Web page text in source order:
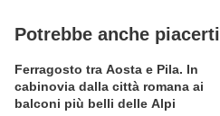
Potrebbe anche piacerti
Ferragosto tra Aosta e Pila. In
cabinovia dalla città romana ai
balconi più belli delle Alpi